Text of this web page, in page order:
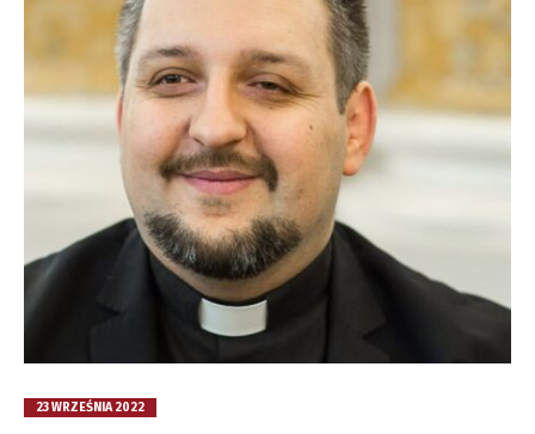
23 WRZEŚNIA 2022